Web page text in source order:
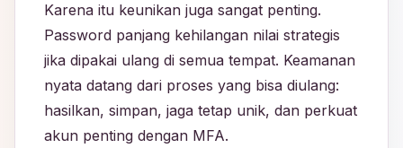
Karena itu keunikan juga sangat penting.
Password panjang kehilangan nilai strategis
jika dipakai ulang di semua tempat. Keamanan
nyata datang dari proses yang bisa diulang:
hasilkan, simpan, jaga tetap unik, dan perkuat
akun penting dengan MFA.